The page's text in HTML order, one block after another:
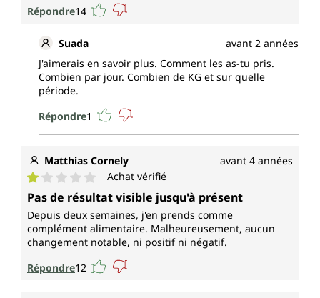
Répondre14
Suada
avant 2 années
J'aimerais en savoir plus. Comment les as-tu pris.
Combien par jour. Combien de KG et sur quelle
période.
Répondre1
Matthias Cornely avant 4 années
Note moyenne de 1 sur 5 étoiles
Achat vérifié
Pas de résultat visible jusqu'à présent
Depuis deux semaines, j'en prends comme
complément alimentaire. Malheureusement, aucun
changement notable, ni positif ni négatif.
Répondre12